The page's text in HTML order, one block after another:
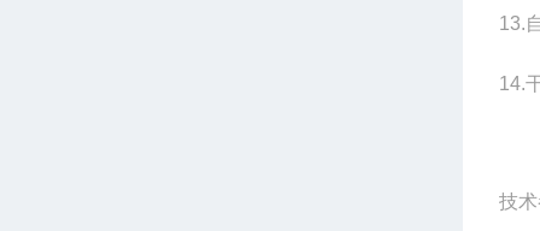
13.
14.
技